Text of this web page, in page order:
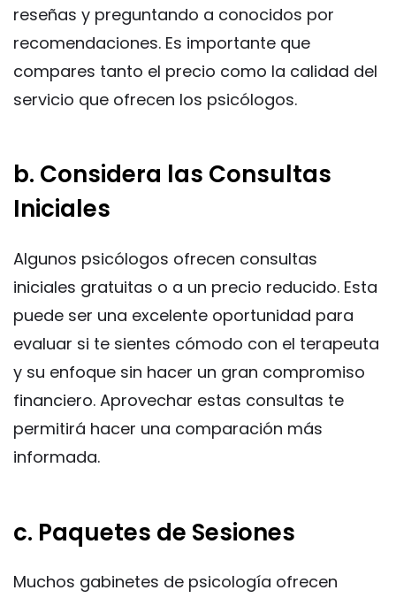
reseñas y preguntando a conocidos por
recomendaciones. Es importante que
compares tanto el precio como la calidad del
servicio que ofrecen los psicólogos.
b. Considera las Consultas
Iniciales
Algunos psicólogos ofrecen consultas
iniciales gratuitas o a un precio reducido. Esta
puede ser una excelente oportunidad para
evaluar si te sientes cómodo con el terapeuta
y su enfoque sin hacer un gran compromiso
financiero. Aprovechar estas consultas te
permitirá hacer una comparación más
informada.
c. Paquetes de Sesiones
Muchos gabinetes de psicología ofrecen